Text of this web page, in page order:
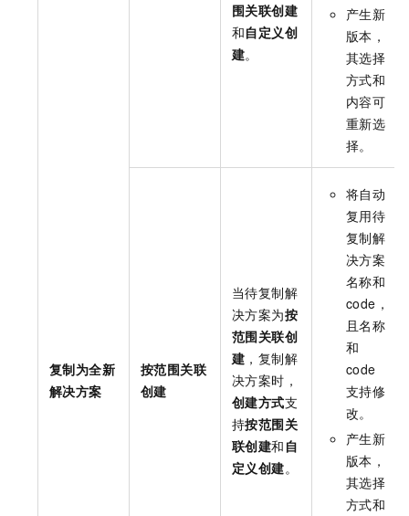
复制为全新
解决方案
围关联创建
和自定义创
建。
产生新
版本，
其选择
方式和
内容可
重新选
择。
按范围关联
创建
当待复制解
决方案为按
范围关联创
建 ，复制解
决方案时，
创建方式支
持按范围关
联创建和 自
定义创建。
将自动
复用待
复制解
决方案
名称和
code，
且名称
和
code
支持修
改。
产生新
版本，
其选择
方式和